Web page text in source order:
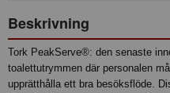
Beskrivning
Tork PeakServe®: den senaste
toalettutrymmen där personalen
upprätthålla ett bra besöksflöde.